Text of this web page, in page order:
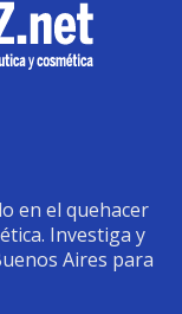
en el quehacer
Investiga y
Aires para